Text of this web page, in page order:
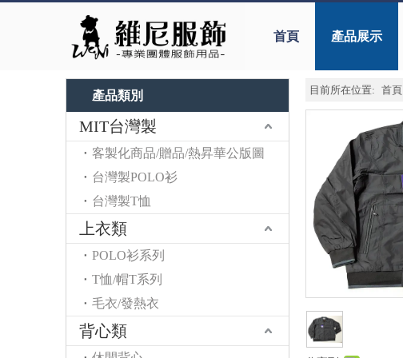
首頁 產品展示
產品類別
MIT台灣製
客製化商品/贈品/熱昇華公版圖
台灣製POLO衫
台灣製T恤
上衣類
POLO衫系列
T恤/帽T系列
毛衣/發熱衣
背心類
目前所在位置: 首頁